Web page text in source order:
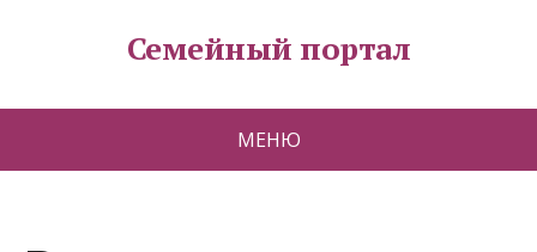
Семейный портал
МЕНЮ